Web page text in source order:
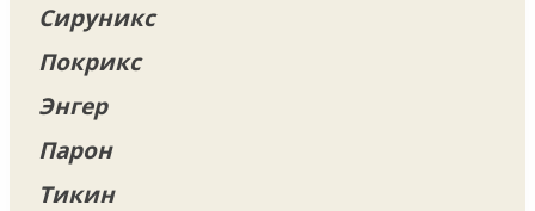
Сируникс
Покрикс
Энгер
Парон
Тикин